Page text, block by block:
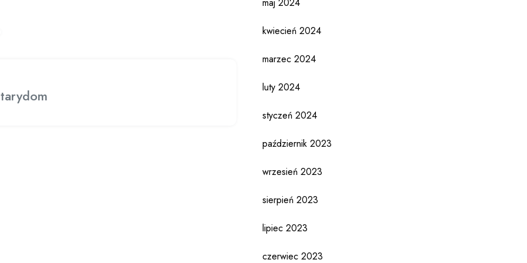
kwiecień 2024
marzec 2024
luty 2024
styczeń 2024
październik 2023
wrzesień 2023
sierpień 2023
lipiec 2023
czerwiec 2023